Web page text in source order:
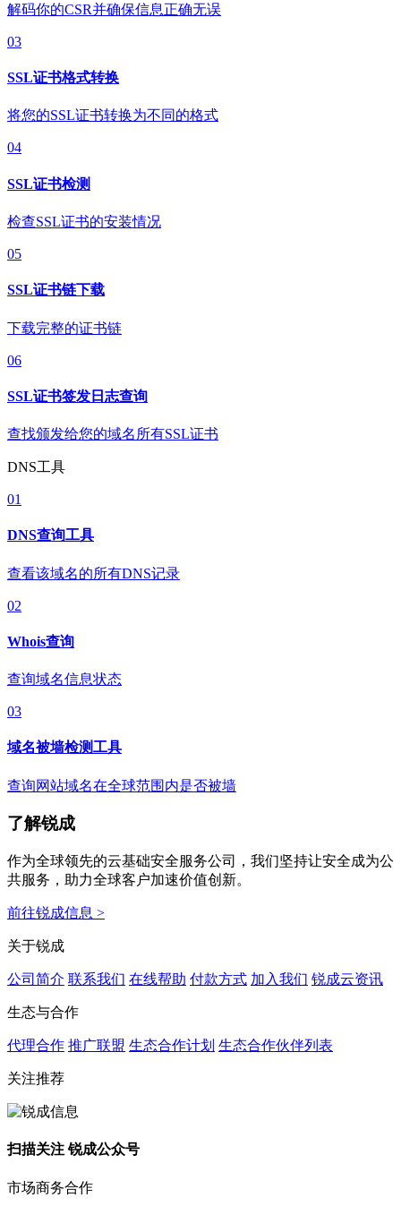
解码你的CSR并确保信息正确无误
03
SSL证书格式转换
将您的SSL证书转换为不同的格式
04
SSL证书检测
检查SSL证书的安装情况
05
SSL证书链下载
下载完整的证书链
06
SSL证书签发日志查询
查找颁发给您的域名所有SSL证书
DNS工具
01
DNS查询工具
查看该域名的所有DNS记录
02
Whois查询
查询域名信息状态
03
域名被墙检测工具
查询网站域名在全球范围内是否被墙
了解锐成
作为全球领先的云基础安全服务公司，我们坚持让安全成为公
共服务，助力全球客户加速价值创新。
前往锐成信息 >
关于锐成
公司简介 联系我们 在线帮助 付款方式 加入我们 锐成云资讯
生态与合作
代理合作 推广联盟 生态合作计划 生态合作伙伴列表
关注推荐
扫描关注 锐成公众号
市场商务合作